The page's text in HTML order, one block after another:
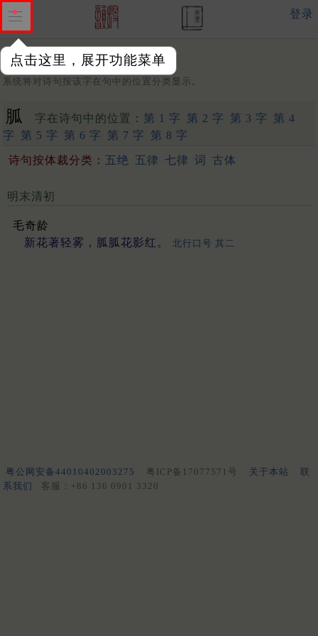
点击这里，展开功能菜单
登录
字：
系统将对诗句按该字在句中的位置分类显示。
胍 字在诗句中的位置： 第 1 字 第 2 字 第 3 字
第 4
字
第 5 字 第 6 字 第 7 字 第 8 字
诗句按体裁分类： 五绝 五律 七律 词 古体
明末清初
毛奇龄
新花著轻雾，胍胍花影红。
北行口号 其二
粤公网安备44010402003275 粤ICP备17077571号 关于本站
联
系我们
客服：+86 136 0901 3320